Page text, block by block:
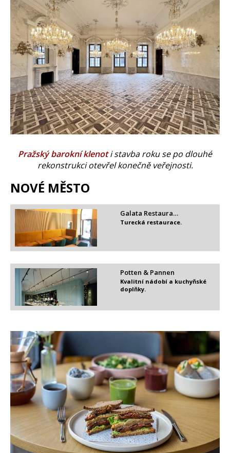
Pražský barokní klenoti stavba roku se po dlouhé
rekonstrukci otevřel konečně veřejnosti.
NOVÉ MĚSTO
Galata Restaura…
Turecká restaurace.
Potten & Pannen
Kvalitní nádobí a kuchyňské
doplňky.